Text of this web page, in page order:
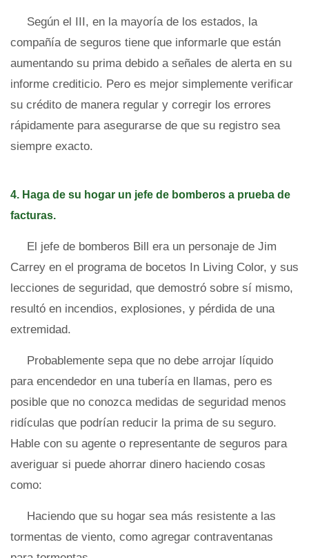
Según el III, en la mayoría de los estados, la
compañía de seguros tiene que informarle que están
aumentando su prima debido a señales de alerta en su
informe crediticio. Pero es mejor simplemente verificar
su crédito de manera regular y corregir los errores
rápidamente para asegurarse de que su registro sea
siempre exacto.
4. Haga de su hogar un jefe de bomberos a prueba de
facturas.
El jefe de bomberos Bill era un personaje de Jim
Carrey en el programa de bocetos In Living Color, y sus
lecciones de seguridad, que demostró sobre sí mismo,
resultó en incendios, explosiones, y pérdida de una
extremidad.
Probablemente sepa que no debe arrojar líquido
para encendedor en una tubería en llamas, pero es
posible que no conozca medidas de seguridad menos
ridículas que podrían reducir la prima de su seguro.
Hable con su agente o representante de seguros para
averiguar si puede ahorrar dinero haciendo cosas
como:
Haciendo que su hogar sea más resistente a las
tormentas de viento, como agregar contraventanas